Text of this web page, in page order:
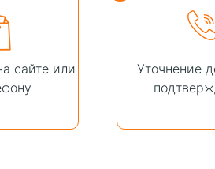
сайте или
Уточнение